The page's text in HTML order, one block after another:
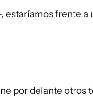
estaríamos frente a
por delante otros